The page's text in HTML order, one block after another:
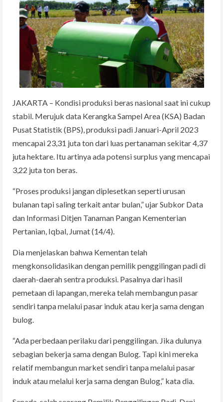
JAKARTA – Kondisi produksi beras nasional saat ini cukup
stabil. Merujuk data Kerangka Sampel Area (KSA) Badan
Pusat Statistik (BPS), produksi padi Januari-April 2023
mencapai 23,31 juta ton dari luas pertanaman sekitar 4,37
juta hektare. Itu artinya ada potensi surplus yang mencapai
3,22 juta ton beras.
“Proses produksi jangan diplesetkan seperti urusan
bulanan tapi saling terkait antar bulan,” ujar Subkor Data
dan Informasi Ditjen Tanaman Pangan Kementerian
Pertanian, Iqbal, Jumat (14/4).
Dia menjelaskan bahwa Kementan telah
mengkonsolidasikan dengan pemilik penggilingan padi di
daerah-daerah sentra produksi. Pasalnya dari hasil
pemetaan di lapangan, mereka telah membangun pasar
sendiri tanpa melalui pasar induk atau kerja sama dengan
bulog.
“Ada perbedaan perilaku dari penggilingan. Jika dulunya
sebagian bekerja sama dengan Bulog. Tapi kini mereka
relatif membangun market sendiri tanpa melalui pasar
induk atau melalui kerja sama dengan Bulog,” kata dia.